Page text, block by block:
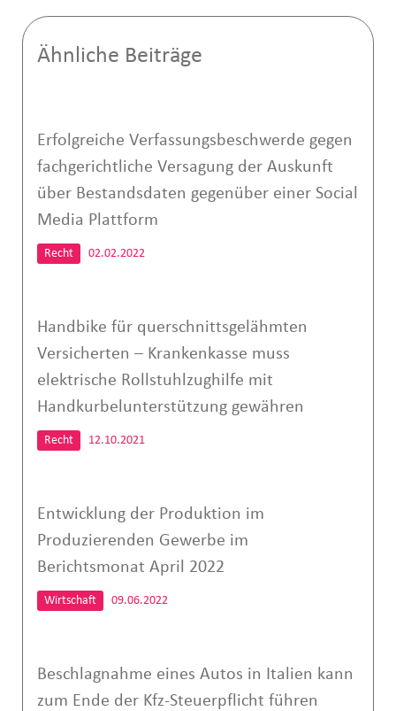
Ähnliche Beiträge
Erfolgreiche Verfassungsbeschwerde gegen
fachgerichtliche Versagung der Auskunft
über Bestandsdaten gegenüber einer Social
Media Plattform
Recht 02.02.2022
Handbike für querschnittsgelähmten
Versicherten – Krankenkasse muss
elektrische Rollstuhlzughilfe mit
Handkurbelunterstützung gewähren
Recht 12.10.2021
Entwicklung der Produktion im
Produzierenden Gewerbe im
Berichtsmonat April 2022
Wirtschaft 09.06.2022
Beschlagnahme eines Autos in Italien kann
zum Ende der Kfz-Steuerpflicht führen